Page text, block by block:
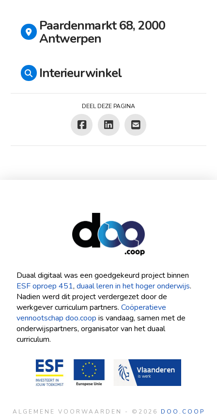
Paardenmarkt 68, 2000
Antwerpen
Interieurwinkel
DEEL DEZE PAGINA
Duaal digitaal was een goedgekeurd project binnen
ESF oproep 451, duaal leren in het hoger onderwijs.
Nadien werd dit project verdergezet door de
werkgever curriculum partners. Coöperatieve
vennootschap doo.coop is vandaag, samen met de
onderwijspartners, organisator van het duaal
curriculum.
ALGEMENE VOORWAARDEN - ©2026 DOO.COOP